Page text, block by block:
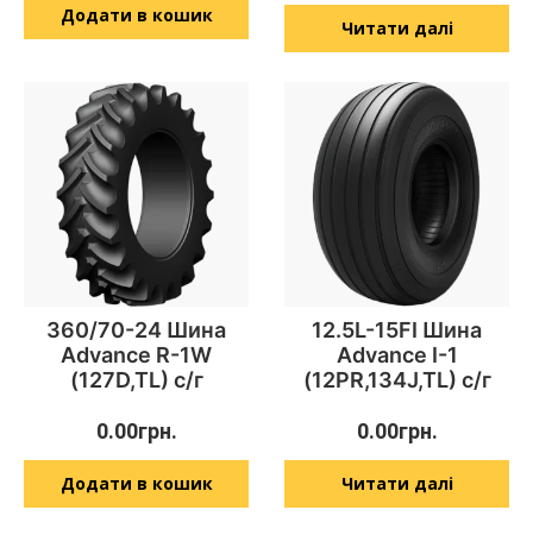
Додати в кошик
Читати далі
360/70-24 Шина
Advance R-1W
(127D,TL) с/г
0.00грн.
Додати в кошик
12.5L-15FI Шина
Advance I-1
(12PR,134J,TL) с/г
0.00грн.
Читати далі